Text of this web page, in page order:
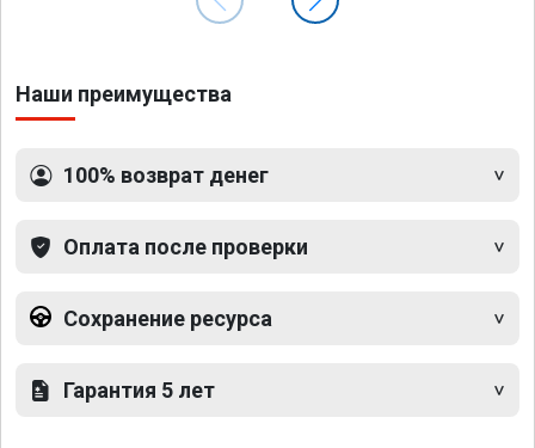
Наши преимущества
100% возврат денег
Оплата после проверки
Сохранение ресурса
Гарантия 5 лет